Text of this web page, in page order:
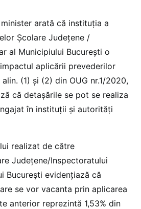
arată că instituția a
Școlare Județene /
al Municipiului București o
aplicării prevederilor
(1) și (2) din OUG nr.1/2020,
că detașările se pot se realiza
în instituții și autorități
realizat de către
Județene/Inspectoratului
București evidențiază că
se vor vacanta prin aplicarea
anterior reprezintă 1,53% din